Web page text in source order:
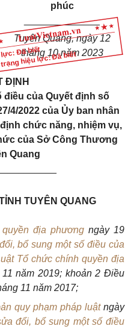
Đã biết
hiệu lực: Đã biết
phúc
______________
Tuyên Quang, ngày 12
tháng 10 năm 2023
ĐỊNH
của Quyết định số
4/2022 của Ủy ban nhân
chức năng, nhiệm vụ,
của Sở Công Thương
Quang
TUYÊN QUANG
quyền địa phươngngày 19
bổ sung một số điều của
Tổ chức chính quyền địa
năm 2019; khoản 2 Điều
11 năm 2017;
quy phạm pháp luậtngày
đổi, bổ sung một số điều